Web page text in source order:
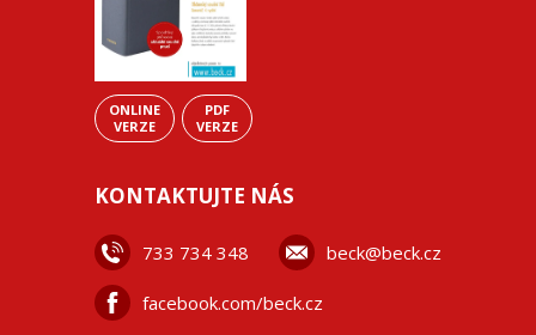
ONLINE
VERZE
PDF
VERZE
KONTAKTUJTE NÁS
733 734 348 beck@beck.cz
facebook.com/beck.cz